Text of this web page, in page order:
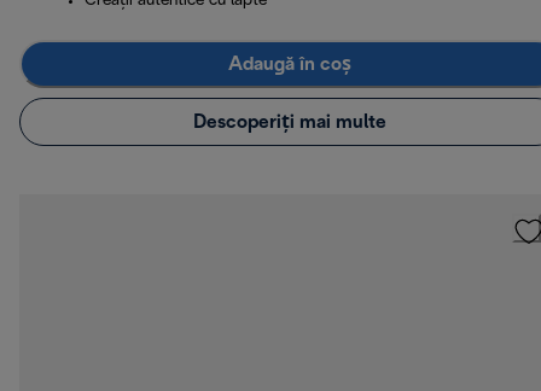
Adaugă în coș
Descoperiți mai multe